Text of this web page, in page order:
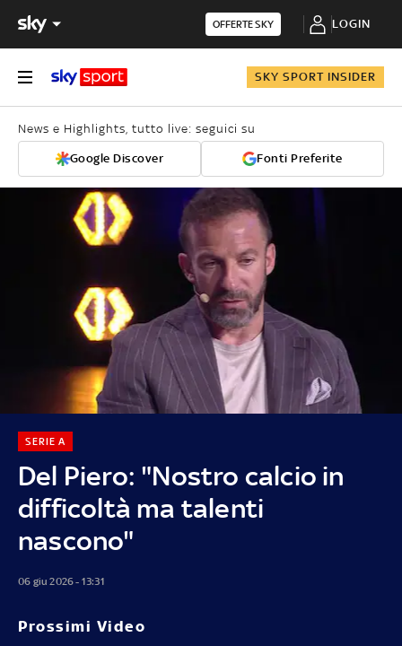
OFFERTE SKY LOGIN
SKY SPORT INSIDER
News e Highlights, tutto live: seguici su
Google Discover Fonti Preferite
Del Piero: "Nostro calcio in
difficoltà ma talenti
nascono"
SERIE A
06 giu 2026 - 13:31
Prossimi Video